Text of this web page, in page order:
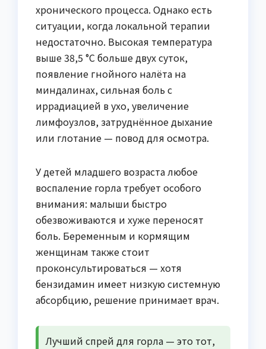
хронического процесса. Однако есть
ситуации, когда локальной терапии
недостаточно. Высокая температура
выше 38,5 °C больше двух суток,
появление гнойного налёта на
миндалинах, сильная боль с
иррадиацией в ухо, увеличение
лимфоузлов, затруднённое дыхание
или глотание — повод для осмотра.
У детей младшего возраста любое
воспаление горла требует особого
внимания: малыши быстро
обезвоживаются и хуже переносят
боль. Беременным и кормящим
женщинам также стоит
проконсультироваться — хотя
бензидамин имеет низкую системную
абсорбцию, решение принимает врач.
Лучший спрей для горла — это тот,